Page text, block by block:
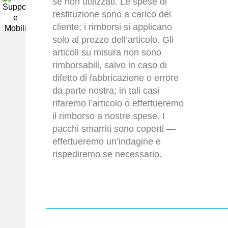
restituzione sono a carico del
cliente; i rimborsi si applicano
solo al prezzo dell’articolo. Gli
articoli su misura non sono
rimborsabili, salvo in caso di
difetto di fabbricazione o errore
da parte nostra; in tali casi
rifaremo l’articolo o effettueremo
il rimborso a nostre spese. I
pacchi smarriti sono coperti —
effettueremo un’indagine e
rispediremo se necessario.